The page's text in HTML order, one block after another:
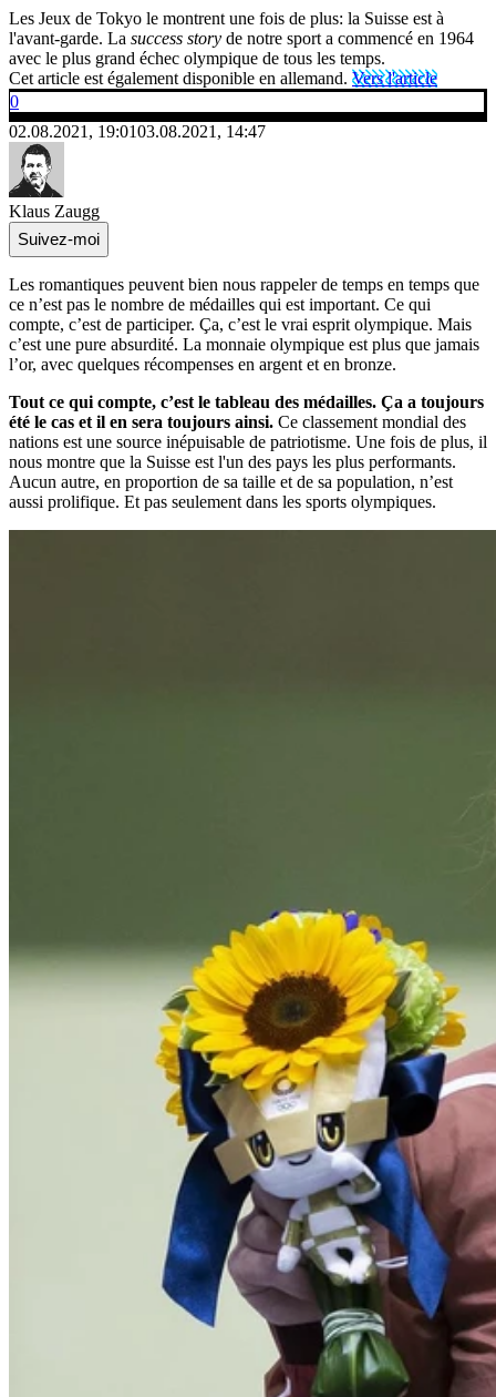
Les Jeux de Tokyo le montrent une fois de plus: la Suisse est à
l'avant-garde. La success story de notre sport a commencé en 1964
avec le plus grand échec olympique de tous les temps.
Cet article est également disponible en allemand. Vers l'article
0
02.08.2021, 19:0103.08.2021, 14:47
Klaus Zaugg
Suivez-moi
Les romantiques peuvent bien nous rappeler de temps en temps que
ce n’est pas le nombre de médailles qui est important. Ce qui
compte, c’est de participer. Ça, c’est le vrai esprit olympique. Mais
c’est une pure absurdité. La monnaie olympique est plus que jamais
l’or, avec quelques récompenses en argent et en bronze.
Tout ce qui compte, c’est le tableau des médailles. Ça a toujours
été le cas et il en sera toujours ainsi. Ce classement mondial des
nations est une source inépuisable de patriotisme. Une fois de plus, il
nous montre que la Suisse est l'un des pays les plus performants.
Aucun autre, en proportion de sa taille et de sa population, n’est
aussi prolifique. Et pas seulement dans les sports olympiques.